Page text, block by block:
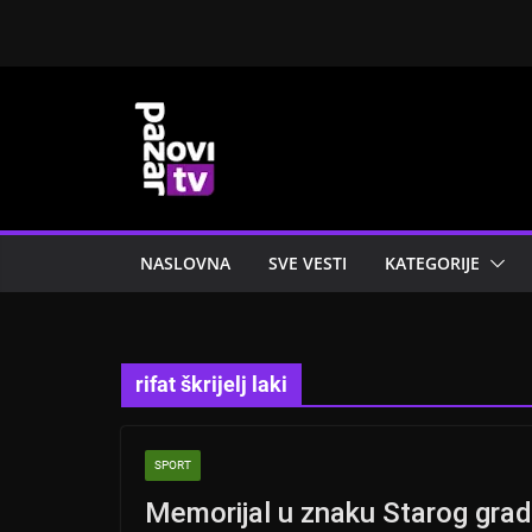
NASLOVNA SVE VESTI KATEGORIJE
rifat škrijelj laki
SPORT
Memorijal u znaku Starog